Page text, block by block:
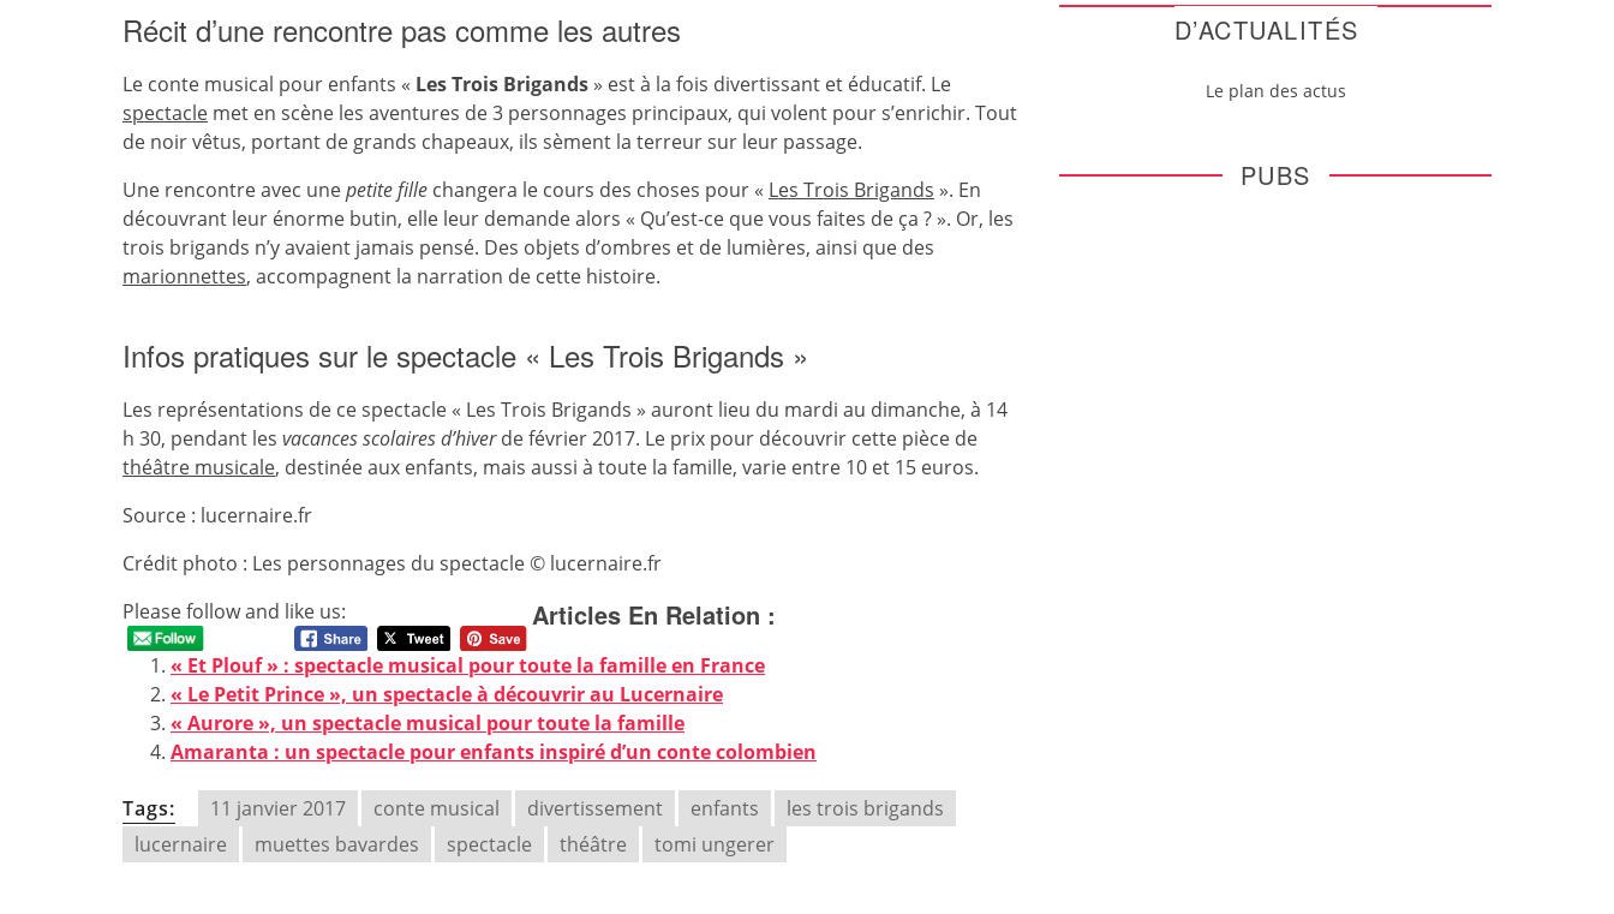
Récit d’une rencontre pas comme les autres
Le conte musical pour enfants « Les Trois Brigands » est à la fois divertissant et éducatif. Le
spectacle met en scène les aventures de 3 personnages principaux, qui volent pour s’enrichir. Tout
de noir vêtus, portant de grands chapeaux, ils sèment la terreur sur leur passage.
Une rencontre avec unepetite fille changera le cours des choses pour « Les Trois Brigands ». En
découvrant leur énorme butin, elle leur demande alors « Qu’est-ce que vous faites de ça ? ». Or, les
trois brigands n’y avaient jamais pensé. Des objets d’ombres et de lumières, ainsi que des
marionnettes, accompagnent la narration de cette histoire.
Infos pratiques sur le spectacle « Les Trois Brigands »
Les représentations de ce spectacle « Les Trois Brigands » auront lieu du mardi au dimanche, à 14
h 30, pendant les vacances scolaires d’hiverde février 2017. Le prix pour découvrir cette pièce de
théâtre musicale, destinée aux enfants, mais aussi à toute la famille, varie entre 10 et 15 euros.
Source : lucernaire.fr
Crédit photo : Les personnages du spectacle © lucernaire.fr
Please follow and like us:
Articles En Relation :
« Et Plouf » : spectacle musical pour toute la famille en France
« Le Petit Prince », un spectacle à découvrir au Lucernaire
« Aurore », un spectacle musical pour toute la famille
Amaranta : un spectacle pour enfants inspiré d’un conte colombien
Tags: 11 janvier 2017 conte musical divertissement enfants
les trois brigands
lucernaire
muettes bavardes spectacle théâtre tomi ungerer
D’ACTUALITÉS
Le plan des actus
PUBS